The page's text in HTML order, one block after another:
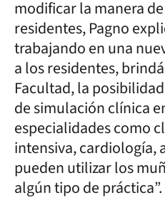
modificar la manera
residentes, Pagno
trabajando en una
a los residentes,
Facultad, la
de simulación clínica
especialidades como
intensiva, cardiología,
pueden utilizar los
algún tipo de práctica”.